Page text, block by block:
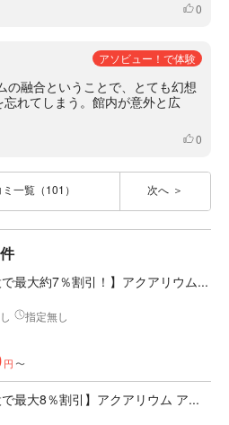
いいね
0
アソビュー！で体験
の融合ということで、とても幻想
れてしまう。館内が意外と広
いいね
0
一覧（101） 次へ
で最大約7％割引！】アクアリウム...
指定無し
円 〜
で最大8％割引】アクアリウム ア...